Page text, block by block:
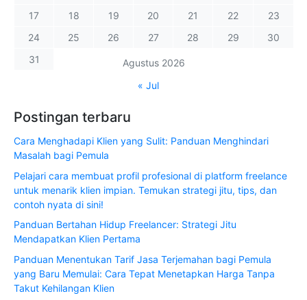
Agustus 2026
17
18 19 20 21 22
23
24
25 26 27 28 29
30
31
« Jul
Postingan terbaru
Cara Menghadapi Klien yang Sulit: Panduan Menghindari
Masalah bagi Pemula
Pelajari cara membuat profil profesional di platform freelance
untuk menarik klien impian. Temukan strategi jitu, tips, dan
contoh nyata di sini!
Panduan Bertahan Hidup Freelancer: Strategi Jitu
Mendapatkan Klien Pertama
Panduan Menentukan Tarif Jasa Terjemahan bagi Pemula
yang Baru Memulai: Cara Tepat Menetapkan Harga Tanpa
Takut Kehilangan Klien